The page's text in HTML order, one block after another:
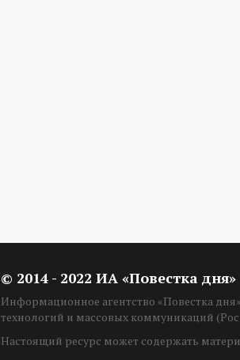
© 2014 - 2022 ИА «Повестка дня»
Информационное агентство «Повестка
технологий и массовых коммуникаций
Настоящий ресурс может содержать